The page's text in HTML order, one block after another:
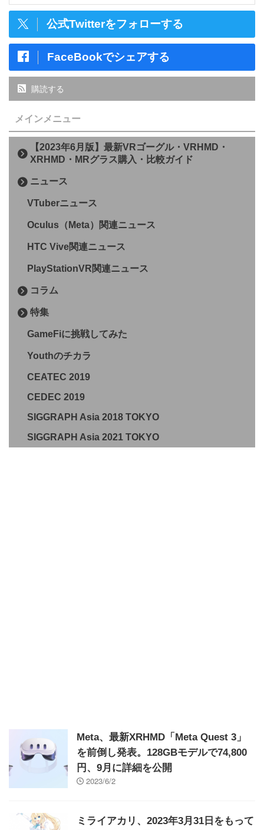
公式Twitterをフォローする
FaceBookでシェアする
購読する
メインメニュー
【2023年6月版】最新VRゴーグル・VRHMD・
XRHMD・MRグラス購入・比較ガイド
ニュース
VTuberニュース
Oculus（Meta）関連ニュース
HTC Vive関連ニュース
PlayStationVR関連ニュース
コラム
特集
GameFiに挑戦してみた
Youthのチカラ
CEATEC 2019
CEDEC 2019
SIGGRAPH Asia 2018 TOKYO
SIGGRAPH Asia 2021 TOKYO
Meta、最新XRHMD「Meta Quest 3」
を前倒し発表。128GBモデルで74,800
円、9月に詳細を公開
2023/6/2
ミライアカリ、2023年3月31日をもって